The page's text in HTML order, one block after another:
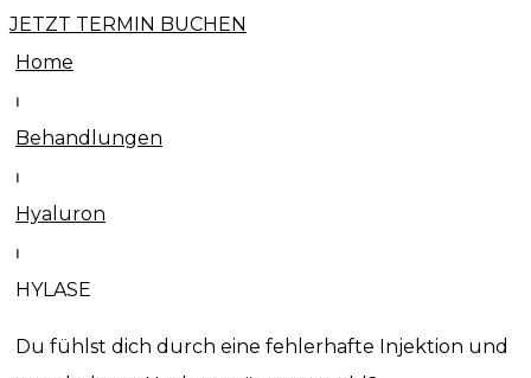
JETZT TERMIN BUCHEN
Home
⏐
Behandlungen
⏐
Hyaluron
⏐
HYLASE
Du fühlst dich durch eine fehlerhafte Injektion und